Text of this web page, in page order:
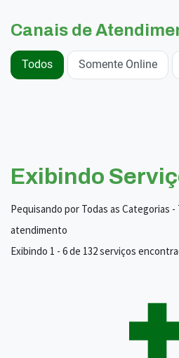
Canais de
Todos Somente Online
Exibindo
Pequisando por Todas as Categorias -
atendimento
Exibindo 1 - 6 de 132 serviços